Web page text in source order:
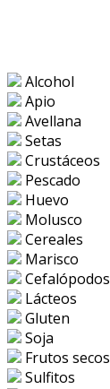
Alcohol
Apio
Avellana
Setas
Crustáceos
Pescado
Huevo
Molusco
Cereales
Marisco
Cefalópodos
Lácteos
Gluten
Soja
Frutos secos
Sulfitos